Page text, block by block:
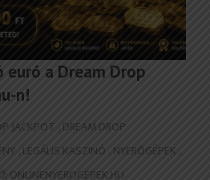
a Dream Drop
n!
JACKPOT ,DREAM DROP
,LEGÁLIS KASZINÓ ,NYERŐGÉPEK ,
ONLINENYEROGEPEK.HU